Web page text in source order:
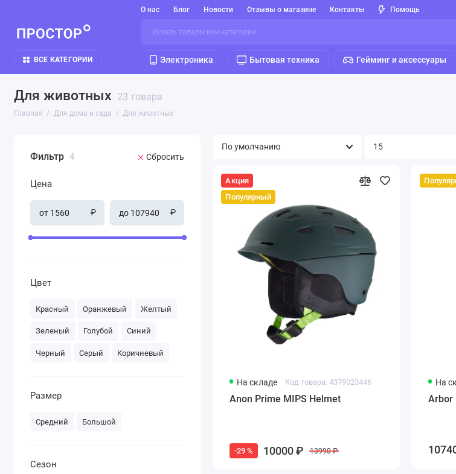
О нас Блог Новости Отзывы о магазине Контакты Помощь
ВСЕ КАТЕГОРИИ Электроника Бытовая техника Гейминг и аксессуары
Для животных 23 товара
Главная Для дома и сада Для животных
Фильтр 4 Сбросить
Цена
₽ ₽
Цвет
Красный Оранжевый Желтый
Зеленый Голубой Синий
Черный Серый Коричневый
Размер
Средний Большой
Сезон
Акция
Популярный
На складе Код товара: 4379023446
Anon Prime MIPS Helmet
-29 % 10000 ₽ 13990 ₽
На
Arbor